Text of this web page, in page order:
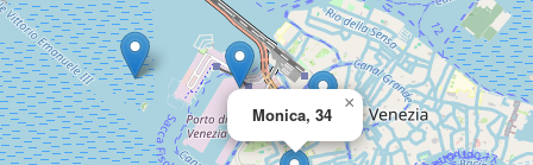
Monica, 34
×